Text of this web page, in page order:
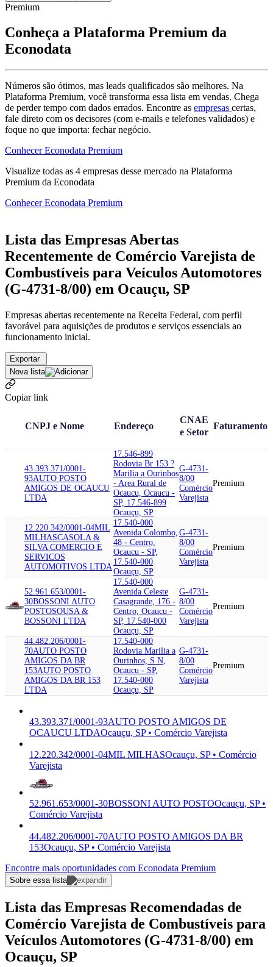
Premium
Conheça a Plataforma Premium da
Econodata
Números são ótimos, mas leads qualificados são melhores. Na
Plataforma Premium, você transforma essa lista em vendas. Chega
de perder tempo com dados errados. Encontre as empresas certas,
fale direto com os decisores (com e-mails e telefones validados) e
foque no que importa: fechar negócio.
Conhecer Econodata Premium
Visualize todas as 4 empresas desse mercado na Plataforma
Premium da Econodata
Conhecer Econodata Premium
Lista das Empresas Abertas
Recentemente de Comércio Varejista de
Combustíveis para Veículos Automotores
(G-4731-8/00) em Ocauçu, SP
Empresas abertas recentemente na Receita Federal, com perfil
favorável para aquisições de produtos e serviços essenciais ao
funcionamento inicial.
Exportar
Nova lista
Copiar link
CNPJ e Nome Endereço
CNAE
e Setor
Faturamento
43.393.371/0001-
93AUTO POSTO
AMIGOS DE OCAUCU
LTDA
17.546-899
Rodovia Br 153 ?
Marilia a Ourinhos
- Area Rural de
Ocaucu, Ocaucu -
SP, 17.546-899
Ocauçu, SP
G-4731-
8/00
Comércio
Varejista
Premium
12.220.342/0001-04MIL
MILHASCASOLA &
SILVA COMERCIO E
SERVICOS
AUTOMOTIVOS LTDA
17.540-000
Avenida Colombo,
48 - Centro,
Ocaucu - SP,
17.540-000
Ocauçu, SP
G-4731-
8/00
Comércio
Varejista
Premium
52.961.653/0001-
30BOSSONI AUTO
POSTOSOUSA &
BOSSONI LTDA
17.540-000
Avenida Celeste
Casagrande, 176 -
Centro, Ocaucu -
SP, 17.540-000
Ocauçu, SP
G-4731-
8/00
Comércio
Varejista
Premium
44.482.206/0001-
70AUTO POSTO
AMIGOS DA BR
153AUTO POSTO
AMIGOS DA BR 153
LTDA
17.540-000
Rodovia Marilia a
Ourinhos, S N,
Ocaucu - SP,
17.540-000
Ocauçu, SP
G-4731-
8/00
Comércio
Varejista
Premium
43.393.371/0001-93AUTO POSTO AMIGOS DE
OCAUCU LTDAOcauçu, SP • Comércio Varejista
12.220.342/0001-04MIL MILHASOcauçu, SP • Comércio
Varejista
52.961.653/0001-30BOSSONI AUTO POSTOOcauçu, SP •
Comércio Varejista
44.482.206/0001-70AUTO POSTO AMIGOS DA BR
153Ocauçu, SP • Comércio Varejista
Encontre mais oportunidades com Econodata Premium
Sobre essa lista
Lista das Empresas Recomendadas de
Comércio Varejista de Combustíveis para
Veículos Automotores (G-4731-8/00) em
Ocauçu, SP